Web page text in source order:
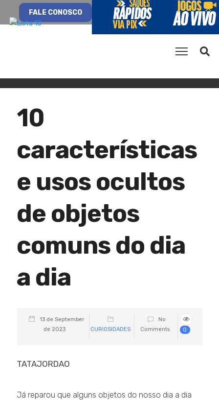
FALE CONOSCO
10
características
e usos ocultos
de objetos
comuns do dia
a dia
13 de September
de 2023
CURIOSIDADES
No
Comments
0
TATAJORDAO
Já reparou que alguns objetos do nosso dia a dia